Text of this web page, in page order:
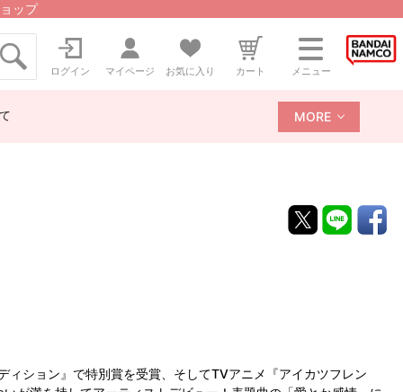
ップ
ログイン マイページ お気に入り カート メニュー
MORE
ション』で特別賞を受賞、そしてTVアニメ『アイカツフレン